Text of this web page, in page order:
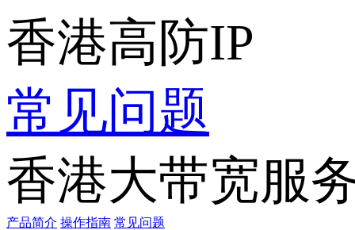
香港高防IP
常见问题
香港大带宽服
产品简介 操作指南 常见问题